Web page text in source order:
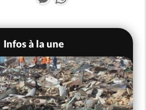
Infos à la une